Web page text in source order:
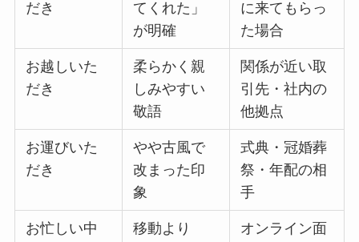
だき
てくれた」
が明確
に来てもらっ
た場合
お越しいた
だき
柔らかく親
しみやすい
敬語
関係が近い取
引先・社内の
他拠点
お運びいた
だき
やや古風で
改まった印
象
式典・冠婚葬
祭・年配の相
手
お忙しい中
移動より
オンライン面